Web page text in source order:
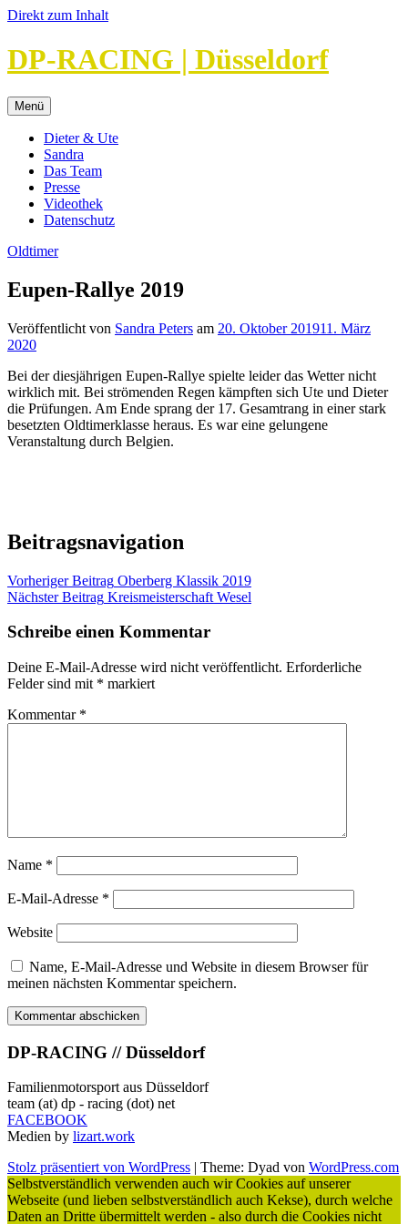
Direkt zum Inhalt
DP-RACING | Düsseldorf
Menü
Dieter & Ute
Sandra
Das Team
Presse
Videothek
Datenschutz
Oldtimer
Eupen-Rallye 2019
Veröffentlicht von Sandra Peters am 20. Oktober 201911. März
2020
Bei der diesjährigen Eupen-Rallye spielte leider das Wetter nicht
wirklich mit. Bei strömenden Regen kämpften sich Ute und Dieter
die Prüfungen. Am Ende sprang der 17. Gesamtrang in einer stark
besetzten Oldtimerklasse heraus. Es war eine gelungene
Veranstaltung durch Belgien.
Beitragsnavigation
Vorheriger Beitrag Oberberg Klassik 2019
Nächster Beitrag Kreismeisterschaft Wesel
Schreibe einen Kommentar
Deine E-Mail-Adresse wird nicht veröffentlicht. Erforderliche
Felder sind mit * markiert
Kommentar *
Name *
E-Mail-Adresse *
Website
Name, E-Mail-Adresse und Website in diesem Browser für
meinen nächsten Kommentar speichern.
DP-RACING // Düsseldorf
Familienmotorsport aus Düsseldorf
team (at) dp - racing (dot) net
FACEBOOK
Medien by lizart.work
Stolz präsentiert von WordPress | Theme: Dyad von WordPress.com
Selbstverständlich verwenden auch wir Cookies auf unserer
Webseite (und lieben selbstverständlich auch Kekse), durch welche
Daten an Dritte übermittelt werden - also durch die Cookies nicht